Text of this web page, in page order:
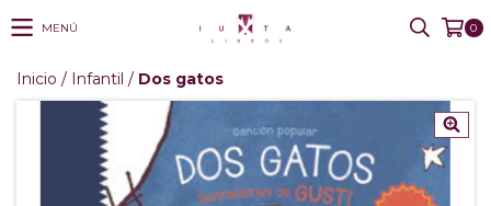
MENÚ 0
Inicio / Infantil / Dos gatos